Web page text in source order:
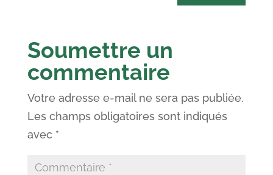
Soumettre un
commentaire
Votre adresse e-mail ne sera pas publiée.
Les champs obligatoires sont indiqués
avec *